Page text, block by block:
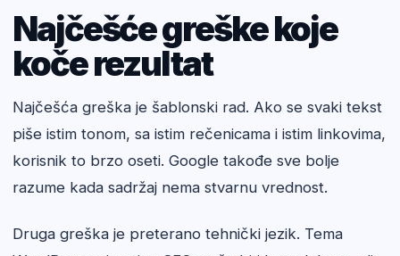
Najčešće greške koje
koče rezultat
Najčešća greška je šablonski rad. Ako se svaki tekst
piše istim tonom, sa istim rečenicama i istim linkovima,
korisnik to brzo oseti. Google takođe sve bolje
razume kada sadržaj nema stvarnu vrednost.
Druga greška je preterano tehnički jezik. Tema